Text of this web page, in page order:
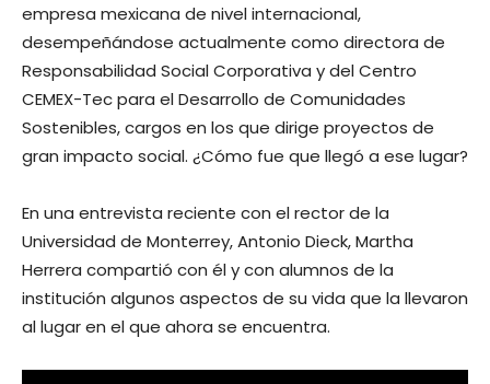
empresa mexicana de nivel internacional,
desempeñándose actualmente como directora de
Responsabilidad Social Corporativa y del Centro
CEMEX-Tec para el Desarrollo de Comunidades
Sostenibles, cargos en los que dirige proyectos de
gran impacto social. ¿Cómo fue que llegó a ese lugar?
En una entrevista reciente con el rector de la
Universidad de Monterrey, Antonio Dieck, Martha
Herrera compartió con él y con alumnos de la
institución algunos aspectos de su vida que la llevaron
al lugar en el que ahora se encuentra.